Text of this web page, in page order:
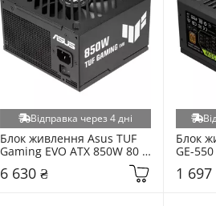
Відправка через 4 дні
Блок живлення Asus TUF
Gaming EVO ATX 850W 80
(90YE00SA-B0NA00) Black
6 630 ₴
Блок
GE-
1 697